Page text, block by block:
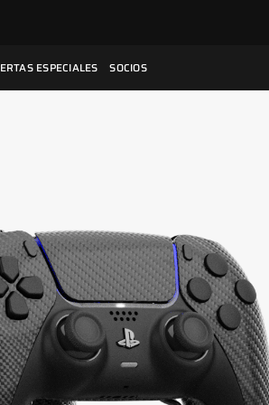
ESPECIALES SOCIOS